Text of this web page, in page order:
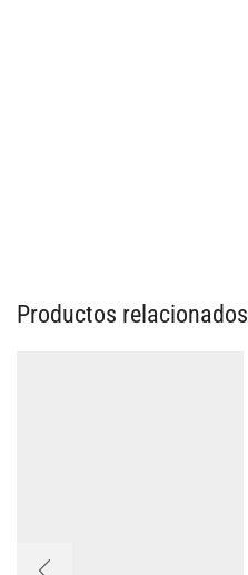
Productos relacionados